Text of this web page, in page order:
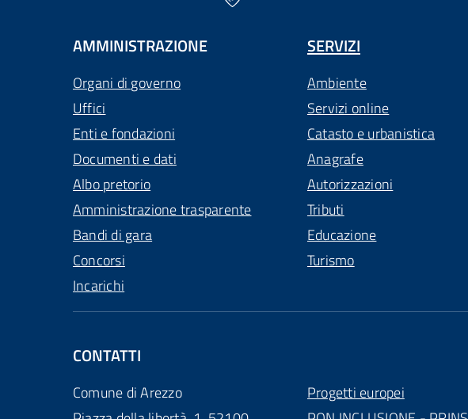
AMMINISTRAZIONE
Organi di governo
Uffici
Enti e fondazioni
Documenti e dati
Albo pretorio
Amministrazione trasparente
Bandi di gara
Concorsi
Incarichi
SERVIZI
Ambiente
Servizi online
Catasto e urbanistica
Anagrafe
Autorizzazioni
Tributi
Educazione
Turismo
CONTATTI
Comune di Arezzo
Progetti europei